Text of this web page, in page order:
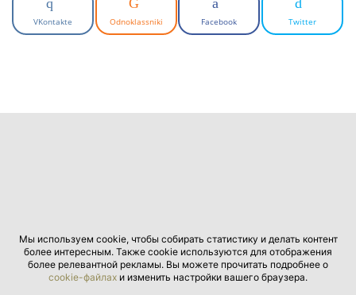
VKontakte Odnoklassniki Facebook Twitter
Мы используем cookie, чтобы собирать статистику и делать контент
более интересным. Также cookie используются для отображения
более релевантной рекламы. Вы можете прочитать подробнее о
cookie-файлах и изменить настройки вашего браузера.